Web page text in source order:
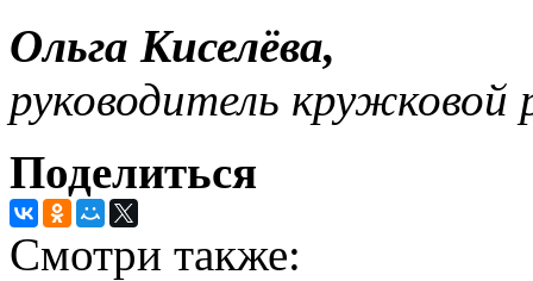
Ольга Киселёва,
руководитель
Поделиться
Смотри также: